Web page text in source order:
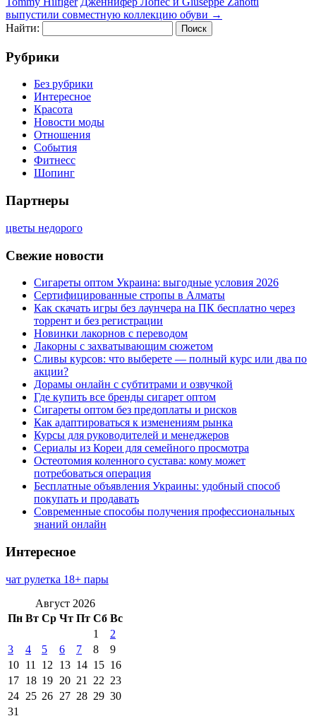
выпустили совместную коллекцию обуви →
Найти:
Рубрики
Без рубрики
Интересное
Красота
Новости моды
Отношения
События
Фитнесс
Шопинг
Партнеры
цветы недорого
Свежие новости
Сигареты оптом Украина: выгодные условия 2026
Сертифицированные стропы в Алматы
Как скачать игры без лаунчера на ПК бесплатно через
торрент и без регистрации
Новинки лакорнов с переводом
Лакорны с захватывающим сюжетом
Сливы курсов: что выберете — полный курс или два по
акции?
Дорамы онлайн с субтитрами и озвучкой
Где купить все бренды сигарет оптом
Сигареты оптом без предоплаты и рисков
Как адаптироваться к изменениям рынка
Курсы для руководителей и менеджеров
Сериалы из Кореи для семейного просмотра
Остеотомия коленного сустава: кому может
потребоваться операция
Бесплатные объявления Украины: удобный способ
покупать и продавать
Современные способы получения профессиональных
знаний онлайн
Интересное
чат рулетка 18+ пары
Август 2026
Пн Вт Ср Чт Пт Сб Вс
1
2
3
4 5 6 7 8
9
10 11 12 13 14 15 16
17 18 19 20 21 22 23
24 25 26 27 28 29 30
31